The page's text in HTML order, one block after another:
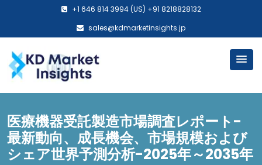
+1 646 814 3994 (US) +91 8218828132
sales@kdmarketinsights.jp
医療機器受託製造市場調査レポート-
最新動向、成長機会、市場規模および
シェア世界予測分析-2025年～2035年